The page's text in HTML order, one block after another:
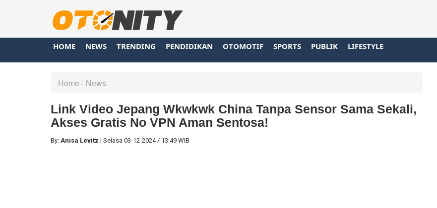
HOME NEWS TRENDING PENDIDIKAN OTOMOTIF SPORTS PUBLIK LIFESTYLE
Home News
Link Video Jepang Wkwkwk China Tanpa Sensor Sama Sekali,
Akses Gratis No VPN Aman Sentosa!
By: Anisa Levitz | Selasa 03-12-2024 / 13:49 WIB